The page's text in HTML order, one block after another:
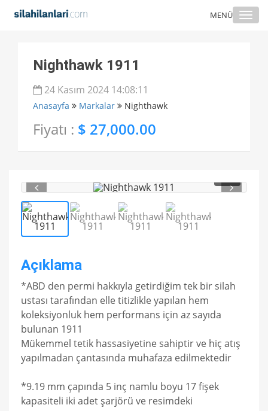
MENÜ
Nighthawk 1911
24 Kasım 2024 14:08:11
Anasayfa Markalar Nighthawk
Fiyatı : $ 27,000.00
1/ 4
Açıklama
*ABD den permi hakkıyla getirdiğim tek bir silah
ustası tarafından elle titizlikle yapılan hem
koleksiyonluk hem performans için az sayıda
bulunan 1911
Mükemmel tetik hassasiyetine sahiptir ve hiç atış
yapılmadan çantasında muhafaza edilmektedir
*9.19 mm çapında 5 inç namlu boyu 17 fişek
kapasiteli iki adet şarjörü ve resimdeki